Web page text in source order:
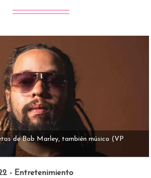
de Bob Marley, también músico (VP
- Entretenimiento